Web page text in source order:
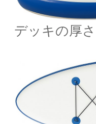
デッキの厚